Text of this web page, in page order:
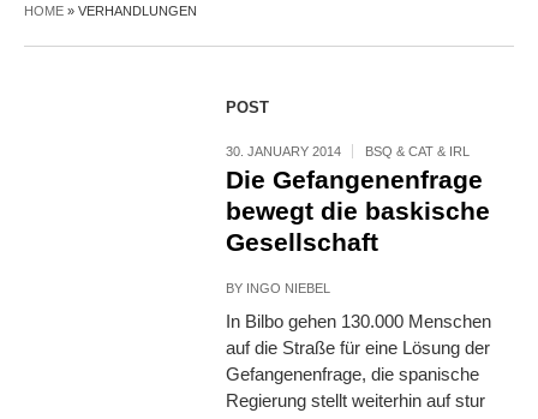
HOME » VERHANDLUNGEN
POST
30. JANUARY 2014 BSQ & CAT & IRL
Die Gefangenenfrage
bewegt die baskische
Gesellschaft
BY INGO NIEBEL
In Bilbo gehen 130.000 Menschen
auf die Straße für eine Lösung der
Gefangenenfrage, die spanische
Regierung stellt weiterhin auf stur